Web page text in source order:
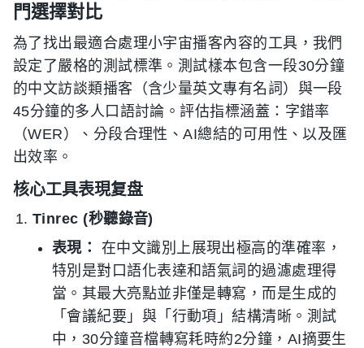
門選擇對比
為了找出最適合處理小宇宙播客內容的工具，我們
設定了嚴格的測試標準。測試樣本包含一段30分鐘
的中文訪談類播客（含少量英文專有名詞）與一段
45分鐘的多人口語討論。評估指標涵蓋：字錯率
（WER）、分段合理性、AI總結的可用性、以及匯
出效率。
核心工具表現复盘
Tinrec (秒聽錄音)
表現：
在中文識別上展現出極高的準確率，
特別是對口語化表達和語氣詞的過濾處理得
當。其最大亮點並非僅是轉寫，而是生成的
「會議紀要」與「行動項」結構清晰。測試
中，30分鐘音檔轉寫耗時約2分鐘，AI摘要生